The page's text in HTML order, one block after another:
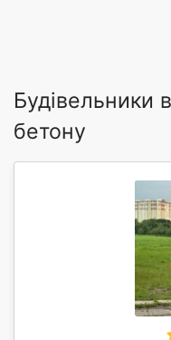
Будівельники
бетону